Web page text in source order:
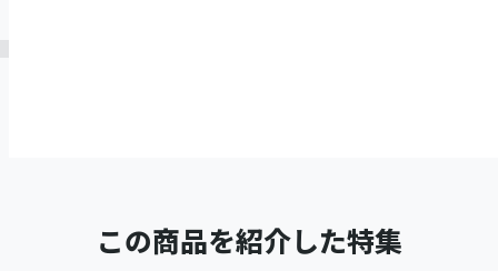
この商品を紹介した特集